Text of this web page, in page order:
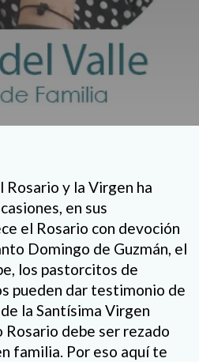
y la Virgen ha
en sus
el Rosario con devoción
Domingo de Guzmán, el
los pastorcitos de
pueden dar testimonio de
la Santísima Virgen
Rosario debe ser rezado
familia. Por eso aquí te